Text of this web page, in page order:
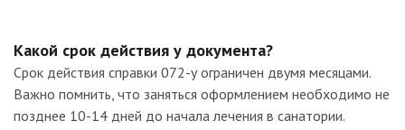
Какой срок действия у документа?
Срок действия справки 072-у ограничен двумя месяцами.
Важно помнить, что заняться оформлением необходимо не
позднее 10-14 дней до начала лечения в санатории.